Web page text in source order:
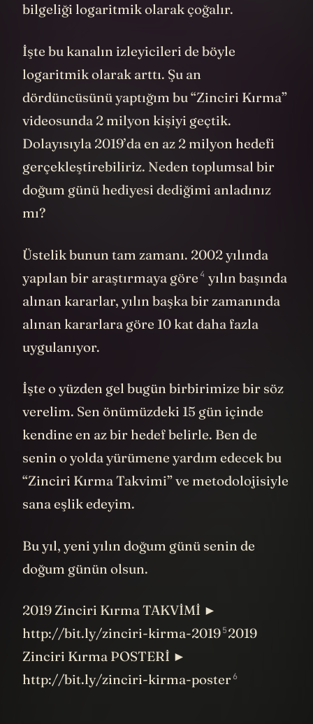
bilgeliği logaritmik olarak çoğalır.
İşte bu kanalın izleyicileri de böyle
logaritmik olarak arttı. Şu an
dördüncüsünü yaptığım bu “Zinciri Kırma”
videosunda 2 milyon kişiyi geçtik.
Dolayısıyla 2019’da en az 2 milyon hedefi
gerçekleştirebiliriz. Neden toplumsal bir
doğum günü hediyesi dediğimi anladınız
mı?
Üstelik bunun tam zamanı. 2002 yılında
yapılan bir araştırmaya göre 4 yılın başında
alınan kararlar, yılın başka bir zamanında
alınan kararlara göre 10 kat daha fazla
uygulanıyor.
İşte o yüzden gel bugün birbirimize bir söz
verelim. Sen önümüzdeki 15 gün içinde
kendine en az bir hedef belirle. Ben de
senin o yolda yürümene yardım edecek bu
“Zinciri Kırma Takvimi” ve metodolojisiyle
sana eşlik edeyim.
Bu yıl, yeni yılın doğum günü senin de
doğum günün olsun.
2019 Zinciri Kırma TAKVİMİ ►
http://bit.ly/zinciri-kirma-201952019
Zinciri Kırma POSTERİ ►
http://bit.ly/zinciri-kirma-poster6